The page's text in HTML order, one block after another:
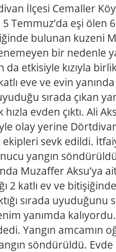
İlçesi Cemaller
Temmuz’da eşi ölen
bulunan kuzeni
bir nedenle
da etkisiyle kızıyla
eve ve evin
sırada çıkan
hızla evden çıktı. Ali
olay yerine
ekipleri sevk edildi.
yangın
Muzaffer Aksu’ya
2 katlı ev ve
sırada uyuduğunu
yanımda
Yangın
söndürüldü.